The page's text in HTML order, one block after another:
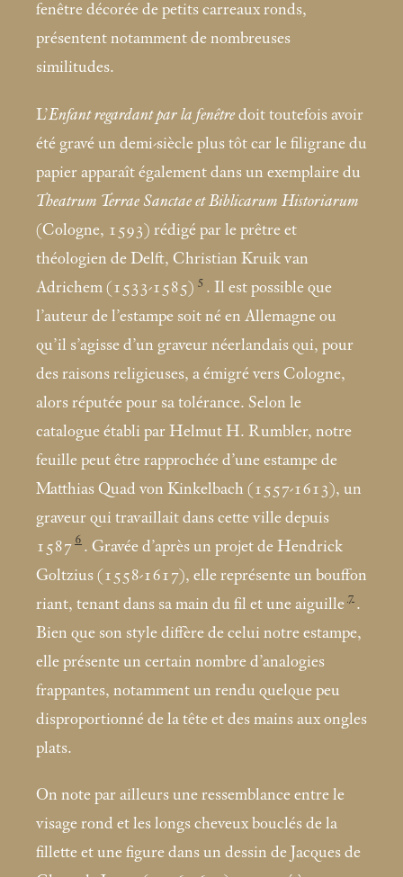
fenêtre décorée de petits carreaux ronds,
présentent notamment de nombreuses
similitudes.
L’Enfant regardant par la fenêtre doit toutefois avoir
été gravé un demi-siècle plus tôt car le filigrane du
papier apparaît également dans un exemplaire du
Theatrum Terrae Sanctae et Biblicarum Historiarum
(Cologne, 1593) rédigé par le prêtre et
théologien de Delft, Christian Kruik van
Adrichem (1533-1585) 5 . Il est possible que
l’auteur de l’estampe soit né en Allemagne ou
qu’il s’agisse d’un graveur néerlandais qui, pour
des raisons religieuses, a émigré vers Cologne,
alors réputée pour sa tolérance. Selon le
catalogue établi par Helmut H. Rumbler, notre
feuille peut être rapprochée d’une estampe de
Matthias Quad von Kinkelbach (1557-1613), un
graveur qui travaillait dans cette ville depuis
1587 6 . Gravée d’après un projet de Hendrick
Goltzius (1558-1617), elle représente un bouffon
riant, tenant dans sa main du fil et une aiguille 7 .
Bien que son style diffère de celui notre estampe,
elle présente un certain nombre d’analogies
frappantes, notamment un rendu quelque peu
disproportionné de la tête et des mains aux ongles
plats.
On note par ailleurs une ressemblance entre le
visage rond et les longs cheveux bouclés de la
fillette et une figure dans un dessin de Jacques de